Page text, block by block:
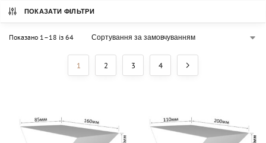
ПОКАЗАТИ ФІЛЬТРИ
Показано 1–18 із 64
1 2 3 4